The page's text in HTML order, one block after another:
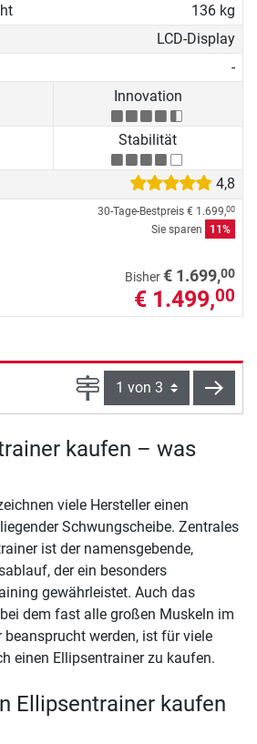
136 kg
LCD-Display
-
Innovation
Stabilität
4,8
30-Tage-Bestpreis € 1.699,00
Sie sparen 11%
Bisher€ 1.699,00
€ 1.499,00
Seite
kaufen – was
viele Hersteller einen
Schwungscheibe. Zentrales
ist der namensgebende,
der ein besonders
gewährleistet. Auch das
dem fast alle großen Muskeln im
beansprucht werden, ist für viele
einen Ellipsentrainer zu kaufen.
Ellipsentrainer kaufen